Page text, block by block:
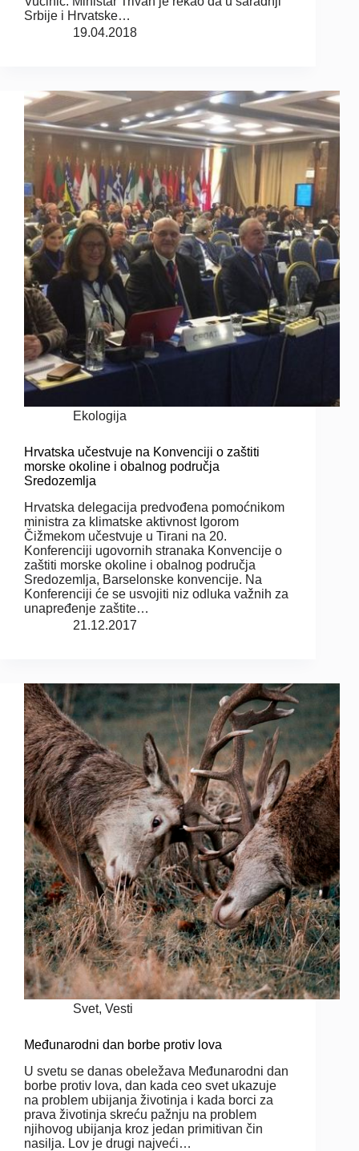
Srbije i Hrvatske…
19.04.2018
Ekologija
Hrvatska učestvuje na Konvenciji o zaštiti
morske okoline i obalnog područja
Sredozemlja
Hrvatska delegacija predvođena pomoćnikom
ministra za klimatske aktivnost Igorom
Čižmekom učestvuje u Tirani na 20.
Konferenciji ugovornih stranaka Konvencije o
zaštiti morske okoline i obalnog područja
Sredozemlja, Barselonske konvencije. Na
Konferenciji će se usvojiti niz odluka važnih za
unapređenje zaštite…
21.12.2017
Svet, Vesti
Međunarodni dan borbe protiv lova
U svetu se danas obeležava Međunarodni dan
borbe protiv lova, dan kada ceo svet ukazuje
na problem ubijanja životinja i kada borci za
prava životinja skreću pažnju na problem
njihovog ubijanja kroz jedan primitivan čin
nasilja. Lov je drugi najveći…